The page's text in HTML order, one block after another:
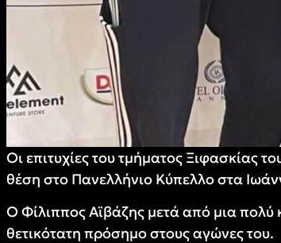
Οι επιτυχίες του τμήματος Ξιφασκίας
θέση στο Πανελλήνιο Κύπελλο στα
Ο Φίλιππος Αϊβάζης μετά από μια πολύ
θετικότατη πρόσημο στους αγώνες του.